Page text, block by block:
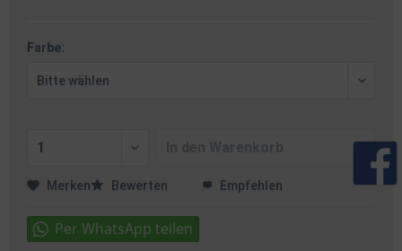
Farbe:
Merken Bewerten Empfehlen